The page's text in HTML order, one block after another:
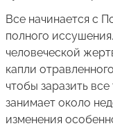
Все начинается с
полного
человеческой
капли
чтобы заразить
занимает около
изменения